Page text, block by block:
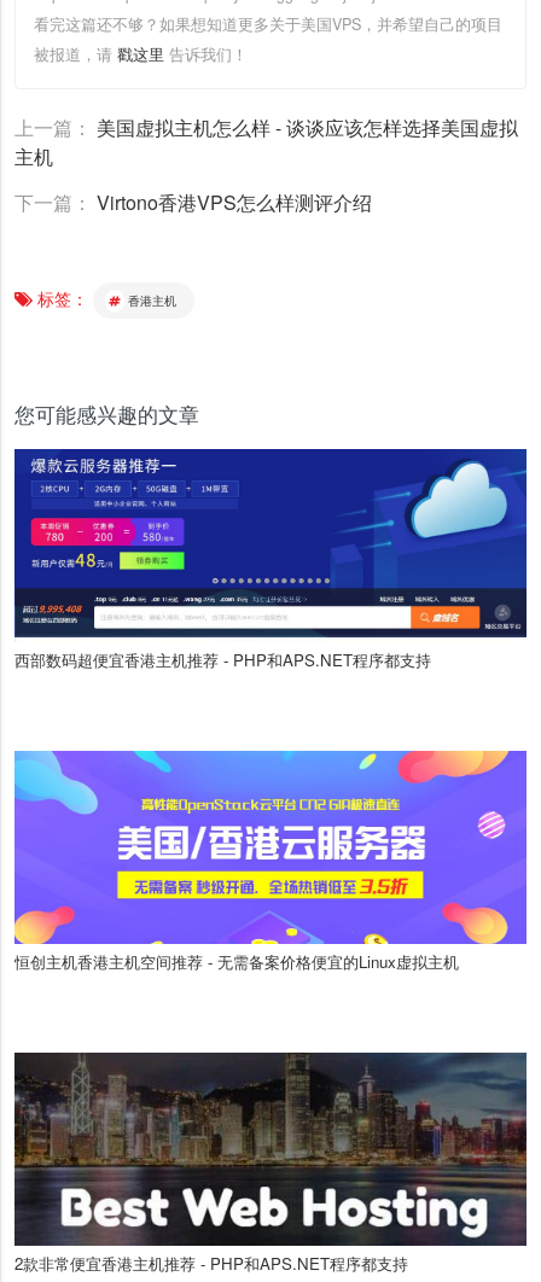
看完这篇还不够？如果想知道更多关于美国VPS，并希望自己的项目
被报道，请 戳这里 告诉我们！
上一篇： 美国虚拟主机怎么样 - 谈谈应该怎样选择美国虚拟
主机
下一篇： Virtono香港VPS怎么样测评介绍
标签： 香港主机
您可能感兴趣的文章
西部数码超便宜香港主机推荐 - PHP和APS.NET程序都支持
恒创主机香港主机空间推荐 - 无需备案价格便宜的Linux虚拟主机
2款非常便宜香港主机推荐 - PHP和APS.NET程序都支持